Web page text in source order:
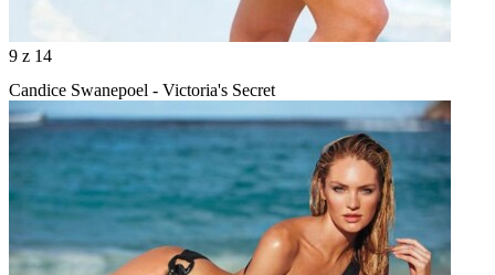
9 z 14
Candice Swanepoel - Victoria's Secret